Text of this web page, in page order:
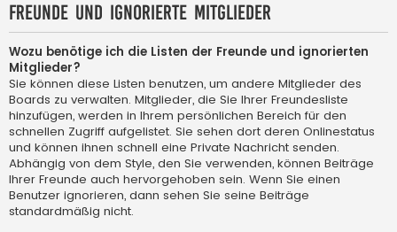
Freunde und ignorierte Mitglieder
Wozu benötige ich die Listen der Freunde und ignorierten
Mitglieder?
Sie können diese Listen benutzen, um andere Mitglieder des
Boards zu verwalten. Mitglieder, die Sie Ihrer Freundesliste
hinzufügen, werden in Ihrem persönlichen Bereich für den
schnellen Zugriff aufgelistet. Sie sehen dort deren Onlinestatus
und können ihnen schnell eine Private Nachricht senden.
Abhängig von dem Style, den Sie verwenden, können Beiträge
Ihrer Freunde auch hervorgehoben sein. Wenn Sie einen
Benutzer ignorieren, dann sehen Sie seine Beiträge
standardmäßig nicht.